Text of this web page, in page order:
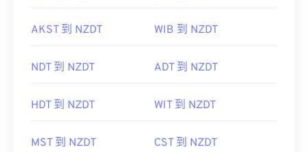
AKST 到 NZDT WIB 到 NZDT
NDT 到 NZDT ADT 到 NZDT
HDT 到 NZDT WIT 到 NZDT
MST 到 NZDT CST 到 NZDT